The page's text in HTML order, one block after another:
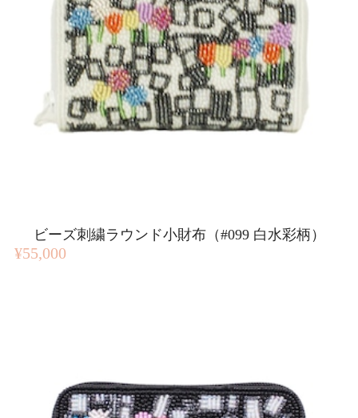
ビーズ刺繍ラウンド小財布（#099 白水彩柄）
¥55,000